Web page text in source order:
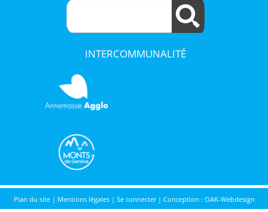
INTERCOMMUNALITÉ
Plan du site| Mentions légales| Se connecter| Conception : OAK-Webdesign